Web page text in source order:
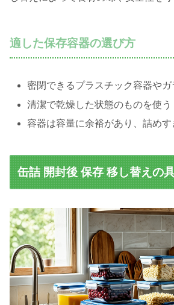
適した保存容器の選び方
密閉できるプラスチック容器や
清潔で乾燥した状態のものを使う
容器は容量に余裕があり、詰めす
缶詰 開封後 保存 移し替えの